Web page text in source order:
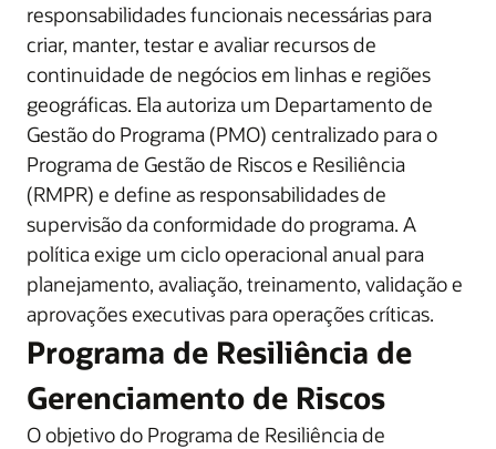
responsabilidades funcionais necessárias para
criar, manter, testar e avaliar recursos de
continuidade de negócios em linhas e regiões
geográficas. Ela autoriza um Departamento de
Gestão do Programa (PMO) centralizado para o
Programa de Gestão de Riscos e Resiliência
(RMPR) e define as responsabilidades de
supervisão da conformidade do programa. A
política exige um ciclo operacional anual para
planejamento, avaliação, treinamento, validação e
aprovações executivas para operações críticas.
Programa de Resiliência de
Gerenciamento de Riscos
O objetivo do Programa de Resiliência de